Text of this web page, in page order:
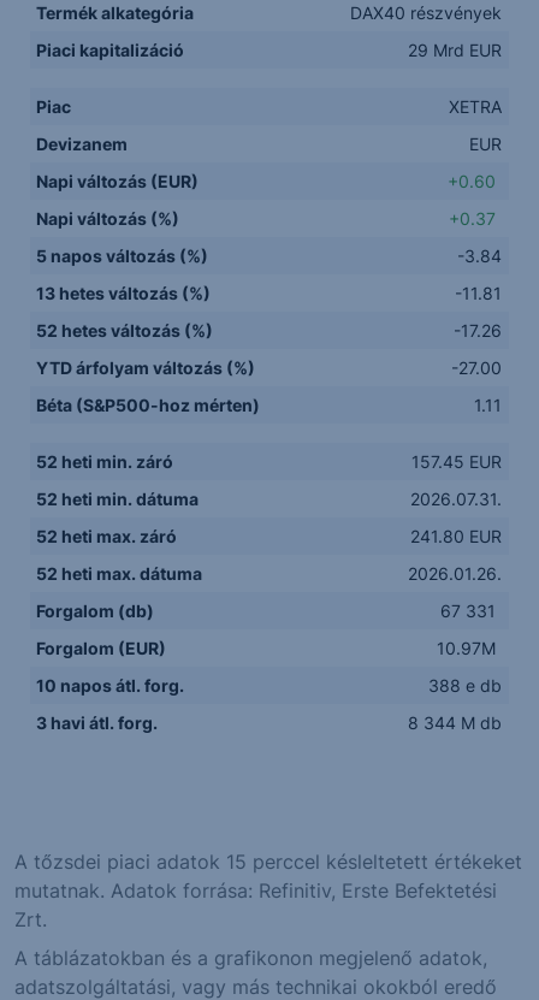
Termék alkategória
DAX40 részvények
Piaci kapitalizáció
29 Mrd EUR
Piac
XETRA
Devizanem
EUR
Napi változás (EUR)
+0.60
Napi változás (%)
+0.37
5 napos változás (%)
-3.84
13 hetes változás (%)
-11.81
52 hetes változás (%)
-17.26
YTD árfolyam változás (%)
-27.00
Béta (S&P500-hoz mérten)
1.11
52 heti min. záró
157.45 EUR
52 heti min. dátuma
2026.07.31.
52 heti max. záró
241.80 EUR
52 heti max. dátuma
2026.01.26.
Forgalom (db)
67 331
Forgalom (EUR)
10.97M
10 napos átl. forg.
388 e db
3 havi átl. forg.
8 344 M db
A tőzsdei piaci adatok 15 perccel késleltetett értékeket
mutatnak. Adatok forrása: Refinitiv, Erste Befektetési
Zrt.
A táblázatokban és a grafikonon megjelenő adatok,
adatszolgáltatási, vagy más technikai okokból eredő